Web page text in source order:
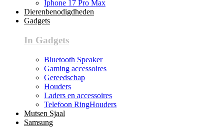
Iphone 17 Pro Max
Dierenbenodigdheden
Gadgets
In Gadgets
Bluetooth Speaker
Gaming accessoires
Gereedschap
Houders
Laders en accessoires
Telefoon RingHouders
Mutsen Sjaal
Samsung